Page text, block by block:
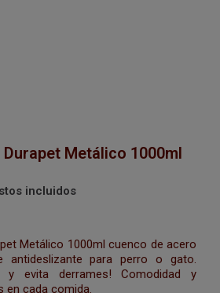
Durapet Metálico 1000ml
incluidos
Metálico 1000ml cuenco de acero
antideslizante para perro o gato.
y evita derrames! Comodidad y
en cada comida.